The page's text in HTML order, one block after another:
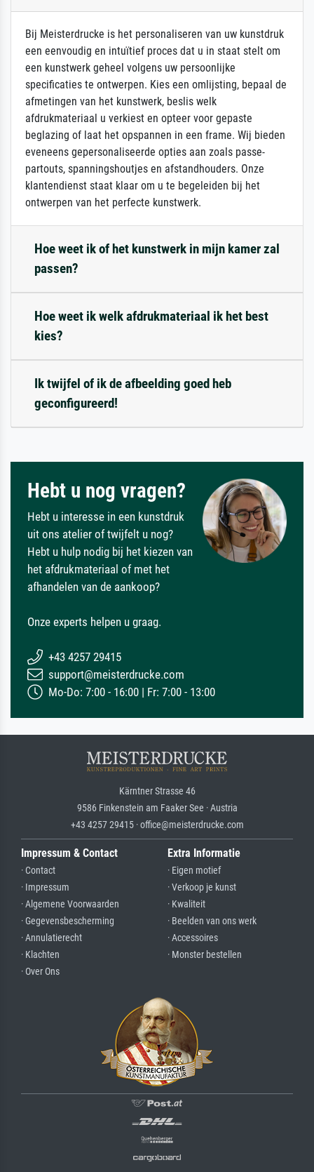
Bij Meisterdrucke is het personaliseren van uw kunstdruk
een eenvoudig en intuïtief proces dat u in staat stelt om
een kunstwerk geheel volgens uw persoonlijke
specificaties te ontwerpen. Kies een omlijsting, bepaal de
afmetingen van het kunstwerk, beslis welk
afdrukmateriaal u verkiest en opteer voor gepaste
beglazing of laat het opspannen in een frame. Wij bieden
eveneens gepersonaliseerde opties aan zoals passe-
partouts, spanningshoutjes en afstandhouders. Onze
klantendienst staat klaar om u te begeleiden bij het
ontwerpen van het perfecte kunstwerk.
Hoe weet ik of het kunstwerk in mijn kamer zal
passen?
Hoe weet ik welk afdrukmateriaal ik het best
kies?
Ik twijfel of ik de afbeelding goed heb
geconfigureerd!
Hebt u nog vragen?
Hebt u interesse in een kunstdruk
uit ons atelier of twijfelt u nog?
Hebt u hulp nodig bij het kiezen van
het afdrukmateriaal of met het
afhandelen van de aankoop?
Onze experts helpen u graag.
+43 4257 29415
support@meisterdrucke.com
Mo-Do: 7:00 - 16:00 | Fr: 7:00 - 13:00
Kärntner Strasse 46
9586 Finkenstein am Faaker See · Austria
+43 4257 29415 · office@meisterdrucke.com
Impressum & Contact
· Contact
· Impressum
· Algemene Voorwaarden
· Gegevensbescherming
· Annulatierecht
· Klachten
· Over Ons
Extra Informatie
· Eigen motief
· Verkoop je kunst
· Kwaliteit
· Beelden van ons werk
· Accessoires
· Monster bestellen